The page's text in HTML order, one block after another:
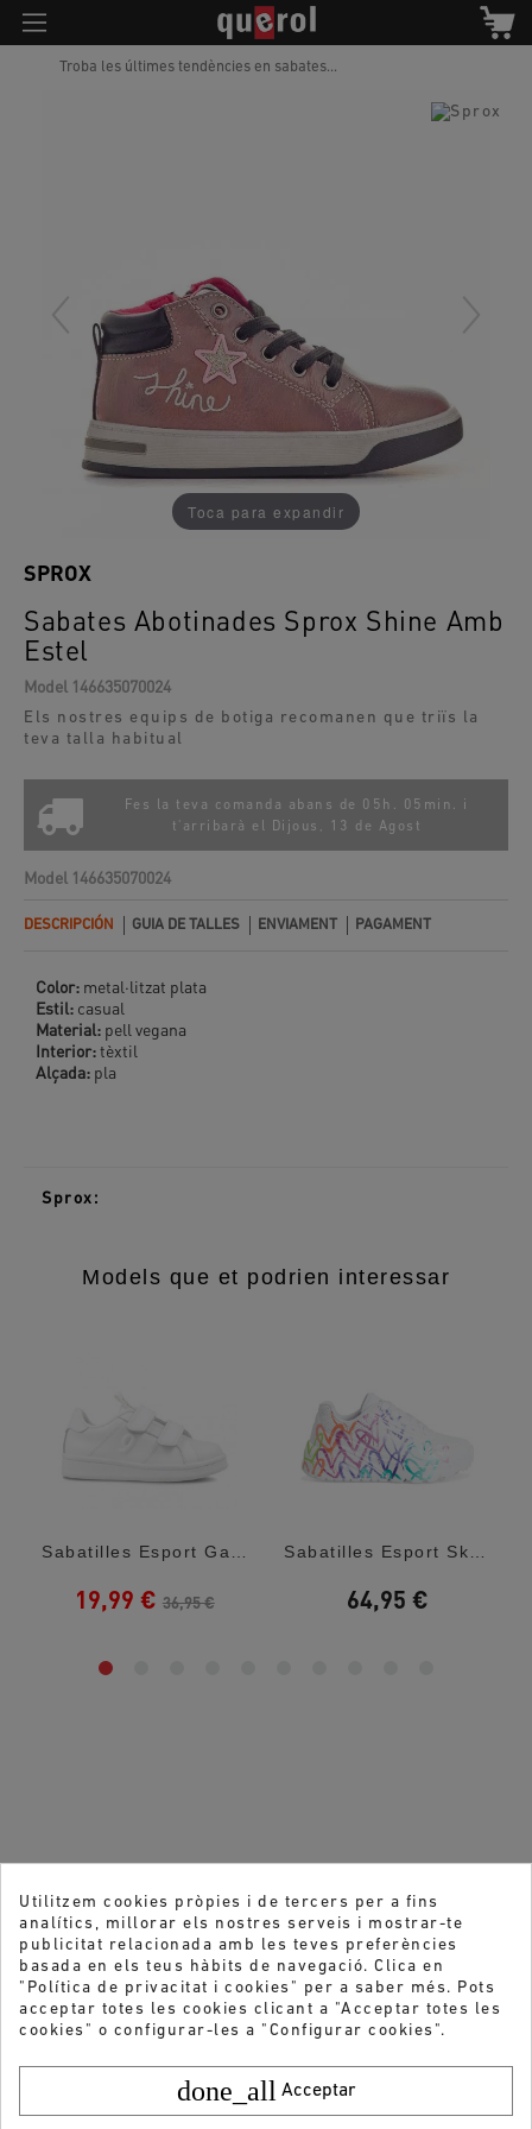
Troba les últimes tendències en sabates...
Toca para expandir
Sabates Abotinades Sprox Shine Amb
Estel
SPROX
Model 146635070024
Els nostres equips de botiga recomanen que triïs la
teva talla habitual
Fes la teva comanda abans de 05h. 05min. i
t'arribarà el
Dijous, 13 de Agost
Model 146635070024
DESCRIPCIÓN GUIA DE TALLES ENVIAMENT PAGAMENT
Color: metal·litzat plata
Estil: casual
Material: pell vegana
Interior:tèxtil
Alçada: pla
Sprox:
Models que et podrien interessar
19,99 € 36,95 € 64,95 €
Utilitzem cookies pròpies i de tercers per a fins
analítics, millorar els nostres serveis i mostrar-te
publicitat relacionada amb les teves preferències
basada en els teus hàbits de navegació. Clica en
"Política de privacitat i cookies" per a saber més. Pots
acceptar totes les cookies clicant a "Acceptar totes les
cookies" o configurar-les a "Configurar cookies".
done_all Acceptar